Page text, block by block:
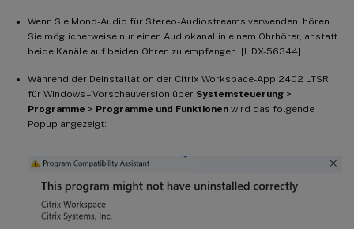
Wenn Sie Mono-Audio für Stereo-Audiostreams verwenden, hören
Sie möglicherweise nur einen Audiokanal in einem Ohrhörer, anstatt
beide Kanäle auf beiden Ohren zu empfangen. [HDX-56344]
Während der Deinstallation der Citrix Workspace-App 2402 LTSR
für Windows – Vorschauversion über Systemsteuerung >
Programme > Programme und Funktionen wird das folgende
Popup angezeigt: